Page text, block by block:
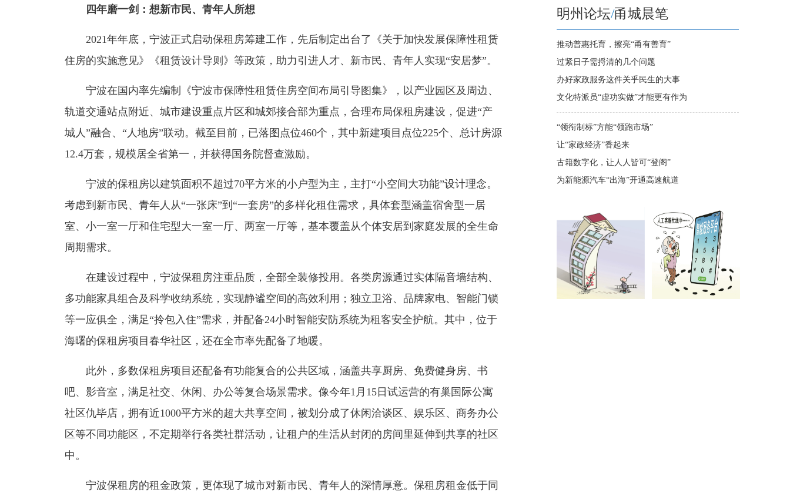
四年磨一剑：想新市民、青年人所想
2021年年底，宁波正式启动保租房筹建工作，先后制定出台了《关于加快发展保障性租赁
住房的实施意见》《租赁设计导则》等政策，助力引进人才、新市民、青年人实现“安居梦”。
宁波在国内率先编制《宁波市保障性租赁住房空间布局引导图集》，以产业园区及周边、
轨道交通站点附近、城市建设重点片区和城郊接合部为重点，合理布局保租房建设，促进“产
城人”融合、“人地房”联动。截至目前，已落图点位460个，其中新建项目点位225个、总计房源
12.4万套，规模居全省第一，并获得国务院督查激励。
宁波的保租房以建筑面积不超过70平方米的小户型为主，主打“小空间大功能”设计理念。
考虑到新市民、青年人从“一张床”到“一套房”的多样化租住需求，具体套型涵盖宿舍型一居
室、小一室一厅和住宅型大一室一厅、两室一厅等，基本覆盖从个体安居到家庭发展的全生命
周期需求。
在建设过程中，宁波保租房注重品质，全部全装修投用。各类房源通过实体隔音墙结构、
多功能家具组合及科学收纳系统，实现静谧空间的高效利用；独立卫浴、品牌家电、智能门锁
等一应俱全，满足“拎包入住”需求，并配备24小时智能安防系统为租客安全护航。其中，位于
海曙的保租房项目春华社区，还在全市率先配备了地暖。
此外，多数保租房项目还配备有功能复合的公共区域，涵盖共享厨房、免费健身房、书
吧、影音室，满足社交、休闲、办公等复合场景需求。像今年1月15日试运营的有巢国际公寓
社区仇毕店，拥有近1000平方米的超大共享空间，被划分成了休闲洽谈区、娱乐区、商务办公
区等不同功能区，不定期举行各类社群活动，让租户的生活从封闭的房间里延伸到共享的社区
中。
宁波保租房的租金政策，更体现了城市对新市民、青年人的深情厚意。保租房租金低于同
明州论坛/甬城晨笔
推动普惠托育，擦亮“甬有善育”
过紧日子需捋清的几个问题
办好家政服务这件关乎民生的大事
文化特派员“虚功实做”才能更有作为
“领衔制标”方能“领跑市场”
让“家政经济”香起来
古籍数字化，让人人皆可“登阁”
为新能源汽车“出海”开通高速航道